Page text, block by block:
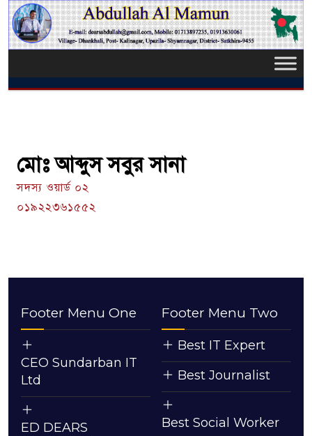
মোঃ আব্দুস সবুর সানা
সদস্য ওয়ার্ড ০২
০১৯২২৩৬১৫৫২
Footer Menu One
CEO Sundarban IT
Ltd
ED DEARS
Footer Menu Two
Best IT Expert
Best Journalist
Best Social Worker